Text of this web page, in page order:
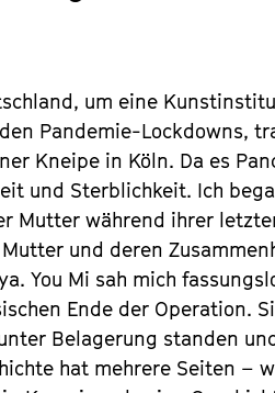
um eine
Pandemie-Lockdowns,
Kneipe in Köln. Da es
und Sterblichkeit. Ich
Mutter während ihrer
und deren
You Mi sah mich
Ende der Operation.
Belagerung standen
hat mehrere Seiten –